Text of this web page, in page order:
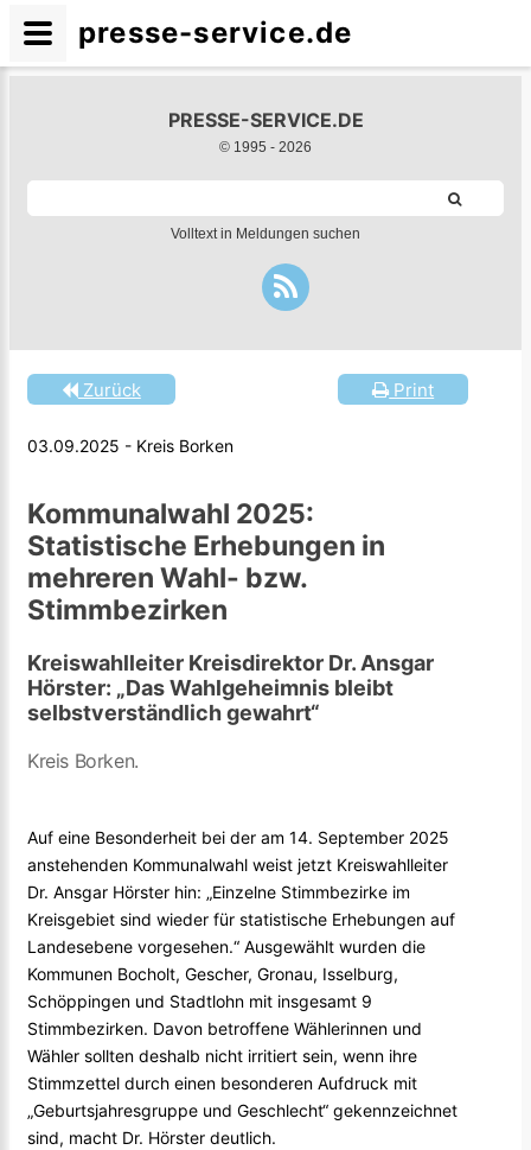
PRESSE-SERVICE.DE
© 1995 - 2026
Volltext in Meldungen suchen
Print
Zurück
03.09.2025 - Kreis Borken
Kommunalwahl 2025:
Statistische Erhebungen in
mehreren Wahl- bzw.
Stimmbezirken
Kreiswahlleiter Kreisdirektor Dr. Ansgar
Hörster: „Das Wahlgeheimnis bleibt
selbstverständlich gewahrt“
Kreis Borken.
Auf eine Besonderheit bei der am 14. September 2025
anstehenden Kommunalwahl weist jetzt Kreiswahlleiter
Dr. Ansgar Hörster hin: „Einzelne Stimmbezirke im
Kreisgebiet sind wieder für statistische Erhebungen auf
Landesebene vorgesehen.“ Ausgewählt wurden die
Kommunen Bocholt, Gescher, Gronau, Isselburg,
Schöppingen und Stadtlohn mit insgesamt 9
Stimmbezirken. Davon betroffene Wählerinnen und
Wähler sollten deshalb nicht irritiert sein, wenn ihre
Stimmzettel durch einen besonderen Aufdruck mit
„Geburtsjahresgruppe und Geschlecht“ gekennzeichnet
sind, macht Dr. Hörster deutlich.
presse-service.de